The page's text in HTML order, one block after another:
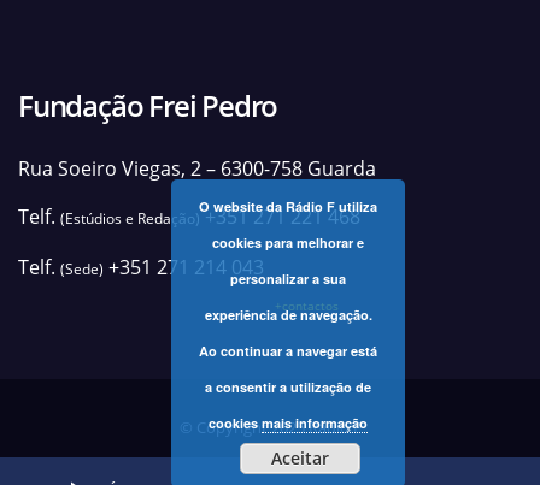
Fundação Frei Pedro
Rua Soeiro Viegas, 2 – 6300-758 Guarda
Telf. (Estúdios e Redação)+351 271 221 468
Telf. (Sede) +351 271 214 043
+contactos
© Copyright 2025 Rádio F
O website da Rádio F utiliza
cookies para melhorar e
personalizar a sua
experiência de navegação.
Ao continuar a navegar está
a consentir a utilização de
cookiesmais informação
Aceitar